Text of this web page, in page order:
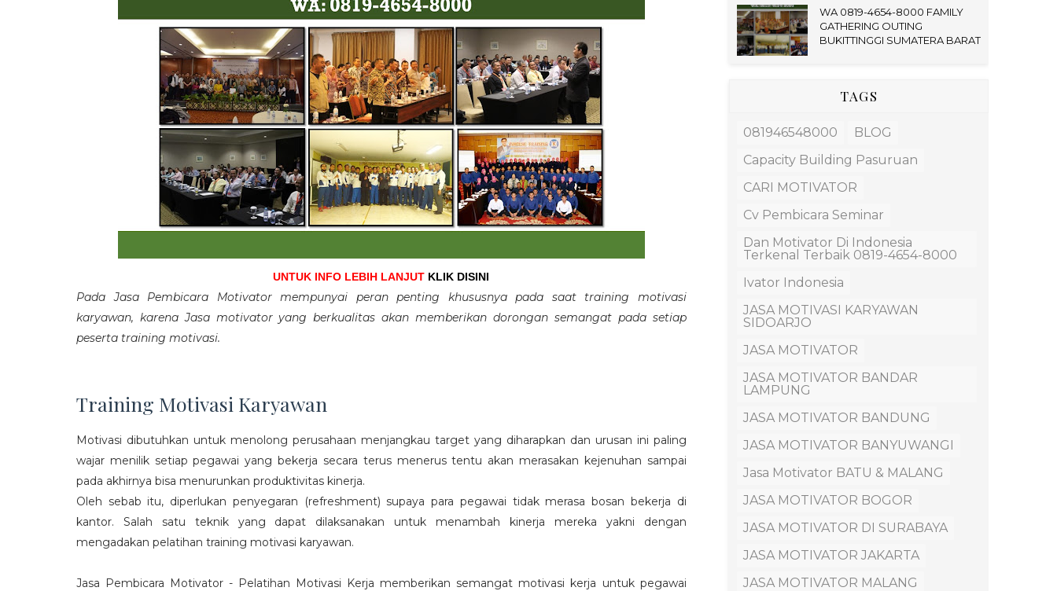
UNTUK INFO LEBIH LANJUT KLIK DISINI
Pada Jasa Pembicara Motivator mempunyai peran penting khususnya pada saat training motivasi
karyawan, karena Jasa motivator yang berkualitas akan memberikan dorongan semangat pada setiap
peserta training motivasi.
Training Motivasi Karyawan
Motivasi dibutuhkan untuk menolong perusahaan menjangkau target yang diharapkan dan urusan ini paling
wajar menilik setiap pegawai yang bekerja secara terus menerus tentu akan merasakan kejenuhan sampai
pada akhirnya bisa menurunkan produktivitas kinerja.
Oleh sebab itu, diperlukan penyegaran (refreshment) supaya para pegawai tidak merasa bosan bekerja di
kantor. Salah satu teknik yang dapat dilaksanakan untuk menambah kinerja mereka yakni dengan
mengadakan pelatihan training motivasi karyawan.
Jasa Pembicara Motivator - Pelatihan Motivasi Kerja memberikan semangat motivasi kerja untuk pegawai
WA 0819-4654-8000 FAMILY
GATHERING OUTING
BUKITTINGGI SUMATERA BARAT
TAGS
081946548000
BLOG
Capacity Building Pasuruan
CARI MOTIVATOR
Cv Pembicara Seminar
Dan Motivator Di Indonesia
Terkenal Terbaik 0819-4654-8000
Ivator Indonesia
JASA MOTIVASI KARYAWAN
SIDOARJO
JASA MOTIVATOR
JASA MOTIVATOR BANDAR
LAMPUNG
JASA MOTIVATOR BANDUNG
JASA MOTIVATOR BANYUWANGI
Jasa Motivator BATU & MALANG
JASA MOTIVATOR BOGOR
JASA MOTIVATOR DI SURABAYA
JASA MOTIVATOR JAKARTA
JASA MOTIVATOR MALANG